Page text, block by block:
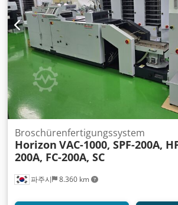
in Verbindung mit einem VAC-100a
um bis zu 60 Stationen zu erreichen,
an unterschiedliche
Saug- und Blasluftsystem: Wie der VAC-
der VAC-1000m das patentierte
Vakuumzufuhrsystem mit
zuverlässige Papierzuführung bei
Papierqualitäten sicherzustellen -
1000m integriert sich nahtlos in
Systeme, um die Effizienz und
Spezifikationen - Maximale
Minimale Formatgröße: 148 x 120 mm -
mm pro Station - Gewicht: 310 kg pro
파주시 8.360 km
Broschürenfertigungssystem
Horizon VAC-1000, SPF-200A,
200A, FC-200A, SC